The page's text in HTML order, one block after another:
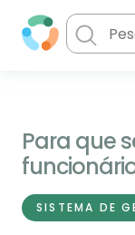
Para que
SISTEMA DE